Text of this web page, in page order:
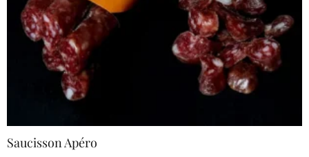
Saucisson Apéro